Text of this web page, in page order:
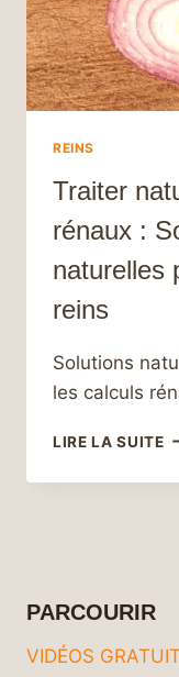
REINS
Traiter
rénaux :
naturelles
reins
Solutions
les calculs
LIRE LA SUITE
PARCOURIR
VIDÉOS